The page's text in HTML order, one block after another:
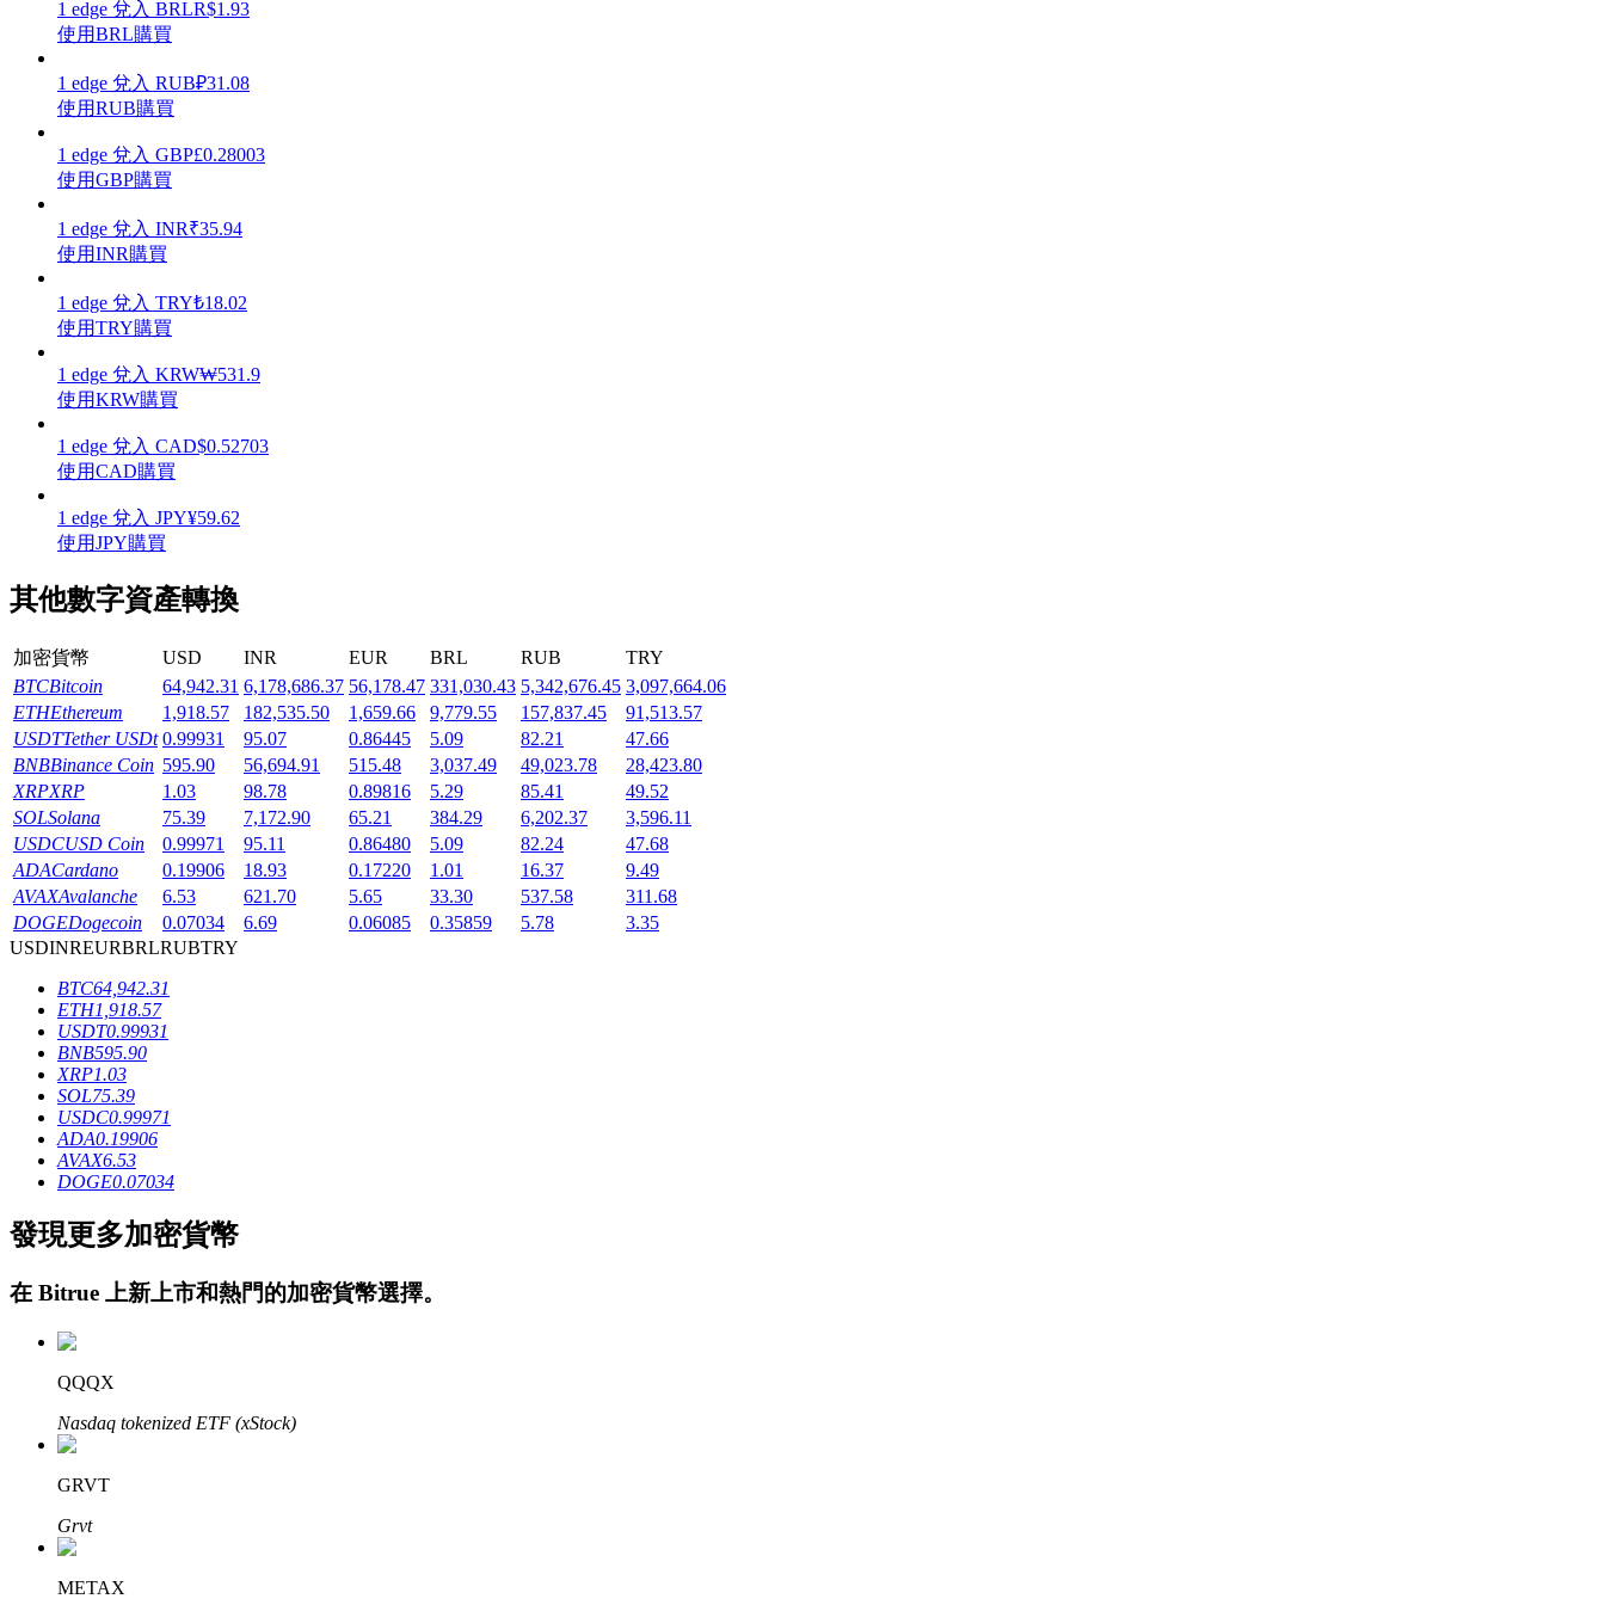
理財
增值寶
機槍池
一鍵質押鎖定高收益
Launchpool
活期質押獲得熱門資產
鎖倉BTR
輕鬆獲得多重福利
借貸寶
借貸數字貨幣，及時且安全的服務
1 edge 兌入 BRLR$1.93
使用BRL購買
1 edge 兌入 RUB₽31.08
使用RUB購買
1 edge 兌入 GBP£0.28003
使用GBP購買
1 edge 兌入 INR₹35.94
使用INR購買
1 edge 兌入 TRY₺18.02
使用TRY購買
1 edge 兌入 KRW₩531.9
使用KRW購買
1 edge 兌入 CAD$0.52703
使用CAD購買
1 edge 兌入 JPY¥59.62
使用JPY購買
其他數字資產轉換
加密貨幣 USD INR EUR BRL RUB
TRY
BTCBitcoin 64,942.31 6,178,686.37 56,178.47 331,030.43 5,342,676.45 3,097,664.06
ETHEthereum 1,918.57 182,535.50 1,659.66 9,779.55 157,837.45
91,513.57
USDTTether USDt 0.99931 95.07 0.86445 5.09 82.21
47.66
BNBBinance Coin 595.90 56,694.91 515.48 3,037.49 49,023.78
28,423.80
XRPXRP 1.03 98.78 0.89816 5.29 85.41
49.52
SOLSolana 75.39 7,172.90 65.21 384.29 6,202.37
3,596.11
USDCUSD Coin 0.99971 95.11 0.86480 5.09 82.24
47.68
ADACardano 0.19906 18.93 0.17220 1.01 16.37
9.49
AVAXAvalanche 6.53 621.70 5.65 33.30 537.58
311.68
DOGEDogecoin 0.07034 6.69 0.06085 0.35859 5.78
3.35
USDINREURBRLRUBTRY
BTC64,942.31
ETH1,918.57
USDT0.99931
BNB595.90
XRP1.03
SOL75.39
USDC0.99971
ADA0.19906
AVAX6.53
DOGE0.07034
發現更多加密貨幣
在 Bitrue 上新上市和熱門的加密貨幣選擇。
QQQX
Nasdaq tokenized ETF (xStock)
GRVT
Grvt
METAX